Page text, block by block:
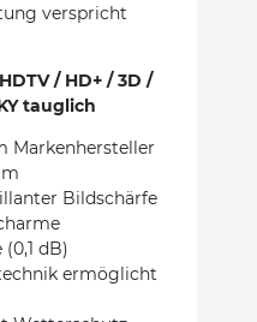
verspricht
/ HD+ / 3D /
tauglich
Markenhersteller
Bildschärfe
dB)
ermöglicht